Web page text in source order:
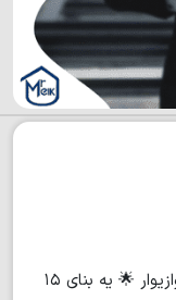
❇️کد ۷۰۹۹❇️ 🌟 یک قواره زمین درلوکیشن وازیوار 🌟 یه بنای ۱۵